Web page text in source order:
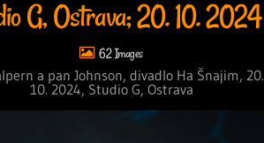
G, Ostrava; 20. 10. 2024
62
a pan Johnson, divadlo Ha Šnajim, 20.
10. 2024, Studio G, Ostrava